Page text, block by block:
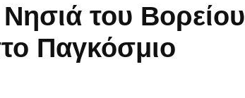
του Βορείου
Παγκόσμιο